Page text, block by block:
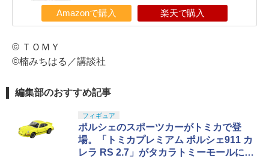
Amazonで購入 楽天で購入
© ＴＯＭＹ
©楠みちはる／講談社
編集部のおすすめ記事
フィギュア
ポルシェのスポーツカーがトミカで登
場。「トミカプレミアム ポルシェ911 カ
レラ RS 2.7」がタカラトミーモールにて